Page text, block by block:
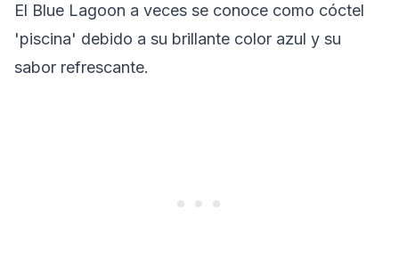
El Blue Lagoon a veces se conoce como cóctel
'piscina' debido a su brillante color azul y su
sabor refrescante.